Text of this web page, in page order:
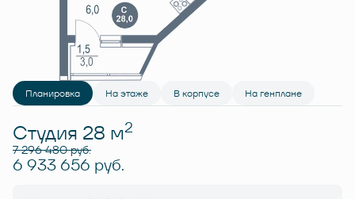
Планировка На этаже В корпусе На генплане
Студия 28 м2
7 296 480 руб.
6 933 656 руб.